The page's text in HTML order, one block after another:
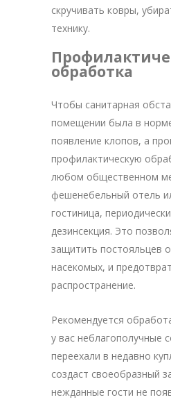
скручивать ковры,
технику.
обработка
Чтобы санитарная
помещении была в
появление клопов, а
профилактическую
любом общественном
фешенебельный отель
гостиница,
дезинсекция. Это
защитить постояльцев
насекомых, и
распространение.
Рекомендуется
у вас неблагополучные
переехали в недавно
создаст своеобразный
нежданные гости не